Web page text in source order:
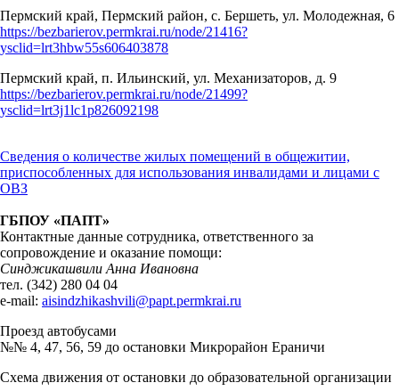
Пермский край, Пермский район, с. Бершеть, ул. Молодежная, 6
https://bezbarierov.permkrai.ru/node/21416?
ysclid=lrt3hbw55s606403878
Пермский край, п. Ильинский, ул. Механизаторов, д. 9
https://bezbarierov.permkrai.ru/node/21499?
ysclid=lrt3j1lc1p826092198
Сведения о количестве жилых помещений в общежитии,
приспособленных для использования инвалидами и лицами с
ОВЗ
ГБПОУ «ПАПТ»
Контактные данные сотрудника, ответственного за
сопровождение и оказание помощи:
Синджикашвили Анна Ивановна
тел. (342) 280 04 04
e-mail: aisindzhikashvili@papt.permkrai.ru
Проезд автобусами
№№ 4, 47, 56, 59 до остановки Микрорайон Ераничи
Схема движения от остановки до образовательной организации